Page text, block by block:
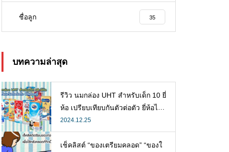
ชื่อลูก 35
บทความล่าสุด
รีวิว นมกล่อง UHT สำหรับเด็ก 10 ยี่
ห้อ เปรียบเทียบกันตัวต่อตัว ยี่ห้อไห
นดี พร้อมแนะวิธีการเลือกนมกล่องใ
ห้ลูก
2024.12.25
เช็คลิสต์ “ของเตรียมคลอด” “ของใ